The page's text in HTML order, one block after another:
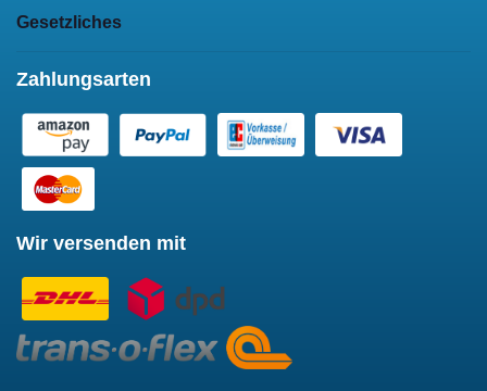
Gesetzliches
Zahlungsarten
Wir versenden mit